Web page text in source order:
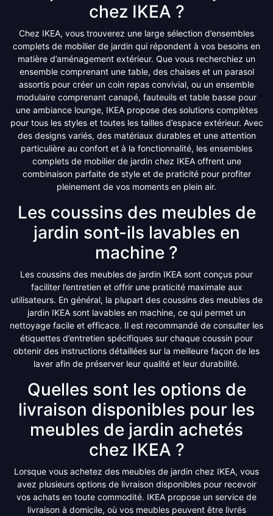
chez IKEA ?
Chez IKEA, vous trouverez une large sélection d’ensembles
complets de mobilier de jardin qui répondent à vos besoins en
matière d’aménagement extérieur. Que vous recherchiez un
ensemble comprenant une table, des chaises et un parasol
assortis pour créer un coin repas convivial, ou un ensemble
modulaire comprenant canapé, fauteuils et table basse pour
une ambiance lounge, IKEA propose des solutions complètes
pour tous les styles et toutes les tailles d’espace extérieur. Avec
des designs variés, des matériaux durables et une attention
particulière au confort et à la fonctionnalité, les ensembles
complets de mobilier de jardin chez IKEA offrent une
combinaison parfaite de style et de praticité pour profiter
pleinement de vos moments en plein air.
Les coussins des meubles de
jardin sont-ils lavables en
machine ?
Les coussins des meubles de jardin IKEA sont conçus pour
faciliter l’entretien et offrir une praticité maximale aux
utilisateurs. En général, la plupart des coussins des meubles de
jardin IKEA sont lavables en machine, ce qui permet un
nettoyage facile et efficace. Il est recommandé de consulter les
étiquettes d’entretien spécifiques sur chaque coussin pour
obtenir des instructions détaillées sur la meilleure façon de les
laver afin de préserver leur qualité et leur durabilité.
Quelles sont les options de
livraison disponibles pour les
meubles de jardin achetés
chez IKEA ?
Lorsque vous achetez des meubles de jardin chez IKEA, vous
avez plusieurs options de livraison disponibles pour recevoir
vos achats en toute commodité. IKEA propose un service de
livraison à domicile, où vos meubles peuvent être livrés